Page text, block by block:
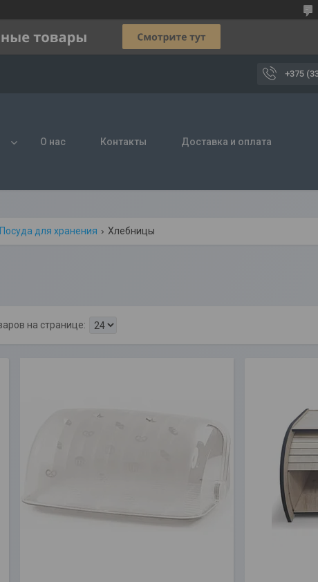
+375
О нас Контакты Доставка и оплата
Посуда для хранения Хлебницы